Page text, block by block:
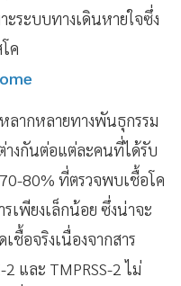
ะระบบทางเดินหายใจซึ่ง
ค
ลากหลายทางพันธุกรรม
างกันต่อแต่ละคนที่ได้รับ
80% ที่ตรวจพบเชื้อโค
เพียงเล็กน้อย ซึ่งน่าจะ
ชื้อจริงเนื่องจากสาร
และ TMPRSS-2 ไม่